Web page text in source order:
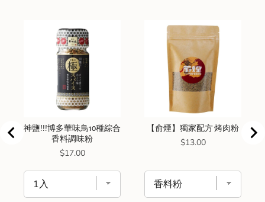
神鹽!!!博多華味鳥10種綜合
香料調味粉
Price
$17.00
【俞煙】獨家配方 烤肉粉
Price
$13.00